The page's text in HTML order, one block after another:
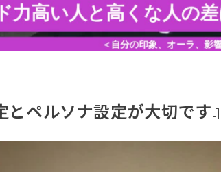
ペルソナ設定が大切です』